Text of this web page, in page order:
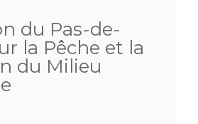
du Pas-de-
la Pêche et la
du Milieu